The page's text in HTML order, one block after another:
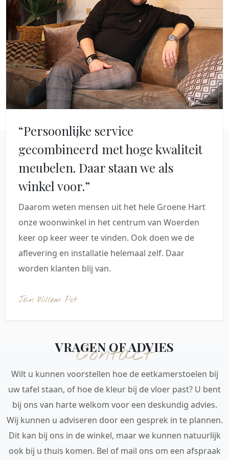
“Persoonlijke service
gecombineerd met hoge kwaliteit
meubelen. Daar staan we als
winkel voor.”
Daarom weten mensen uit het hele Groene Hart
onze woonwinkel in het centrum van Woerden
keer op keer weer te vinden. Ook doen we de
aflevering en installatie helemaal zelf. Daar
worden klanten blij van.
Jan Willem Pot
Contact
VRAGEN OF ADVIES
Wilt u kunnen voorstellen hoe de eetkamerstoelen bij
uw tafel staan, of hoe de kleur bij de vloer past? U bent
bij ons van harte welkom voor een deskundig advies.
Wij kunnen u adviseren door een gesprek in te plannen.
Dit kan bij ons in de winkel, maar we kunnen natuurlijk
ook bij u thuis komen. Bel of mail ons om een afspraak